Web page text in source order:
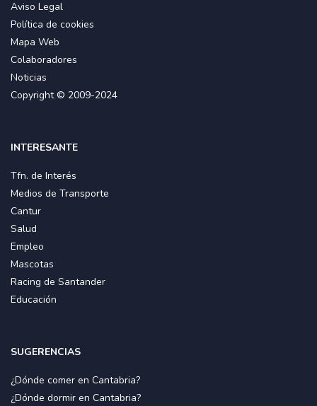
Aviso Legal
Política de cookies
Mapa Web
Colaboradores
Noticias
Copyright © 2009-2024
INTERESANTE
Tfn. de Interés
Medios de Transporte
Cantur
Salud
Empleo
Mascotas
Racing de Santander
Educación
SUGERENCIAS
¿Dónde comer en Cantabria?
¿Dónde dormir en Cantabria?